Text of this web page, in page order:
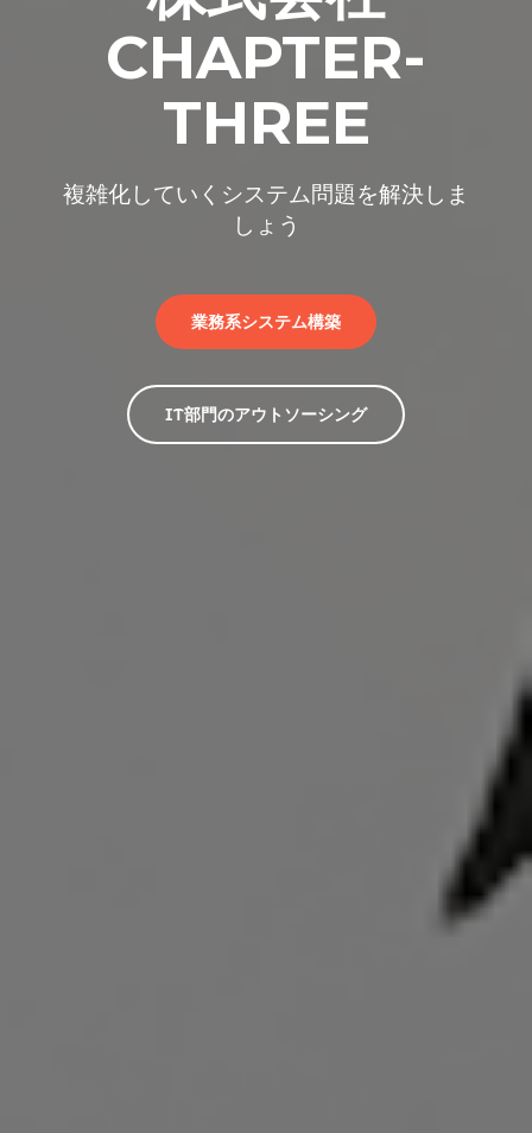
CHAPTER-
THREE
複雑化していくシステム問題を解決しま
しょう
業務系システム構築
IT部門のアウトソーシング